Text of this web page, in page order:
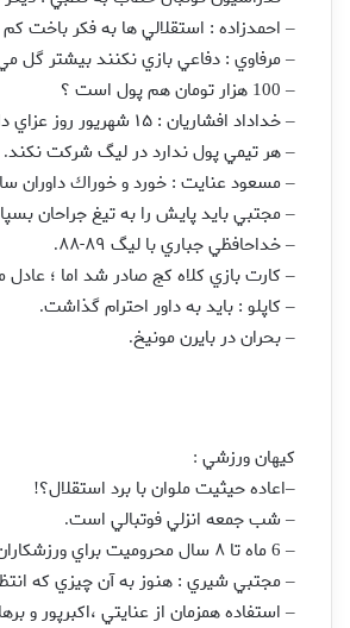
– احمدزاده : استقلالي ها به فكر باخت
– مرفاوي : دفاعي بازي نكنند بيشتر گل
– 100
هزار تومان هم پول است ؟
– خداداد افشاريان : ۱۵ شهريور روز عزاي داوري است
– هر تيمي پول ندارد در ليگ شركت نكند.
– مسعود عنايت : خورد و خوراك داوران
– مجتبي بايد پايش را به تيغ جراحان
– خداحافظي جباري با ليگ ۸۹-۸۸
.
– كارت بازي كلاه كج صادر شد اما ؛ عادل
– کاپلو : بايد به داور احترام گذاشت.
– بحران در بايرن مونيخ.
کيهان ورزشي :
–اعاده حيثيت ملوان با برد استقلال؟!
– شب جمعه انزلي فوتبالي است.
– 6
ماه تا ۸ سال محروميت براي ورزشکاران دوپينگي
– مجتبي شيري : هنوز به آن چيزي که
– استفاده همزمان از عنايتي ،‌اکبرپور و